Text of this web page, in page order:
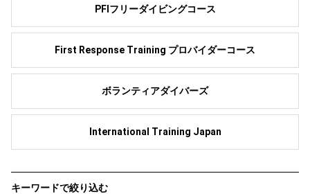
PFIフリーダイビングコース
First Response Training プロバイダーコース
ボランティアダイバーズ
International Training Japan
キーワードで絞り込む